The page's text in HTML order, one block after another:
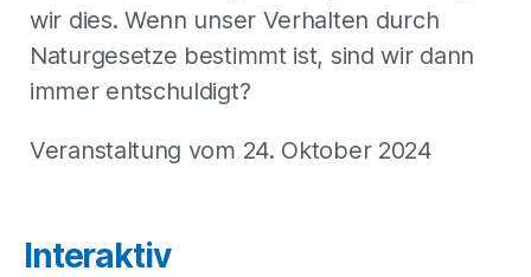
wir dies. Wenn unser Verhalten durch
Naturgesetze bestimmt ist, sind wir dann
immer entschuldigt?
Veranstaltung vom 24. Oktober 2024
Interaktiv